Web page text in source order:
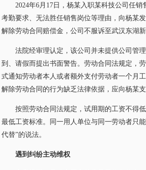
2024年6月17日，杨某入职某科技公司任销
考勤要求、无法胜任销售岗位等理由，向杨某
解除劳动合同赔偿金，公司不服诉至武汉东湖
法院经审理认定，该公司并未提供公司管理
到、请假而提出书面警告。劳动合同法规定，
式通知劳动者本人或者额外支付劳动者一个月
解除劳动合同的行为缺乏法律依据，应向杨某
按照劳动合同法规定，试用期的工资不得低
最低工资标准。同一用人单位与同一劳动者只
代替”的说法。
遇到纠纷主动维权